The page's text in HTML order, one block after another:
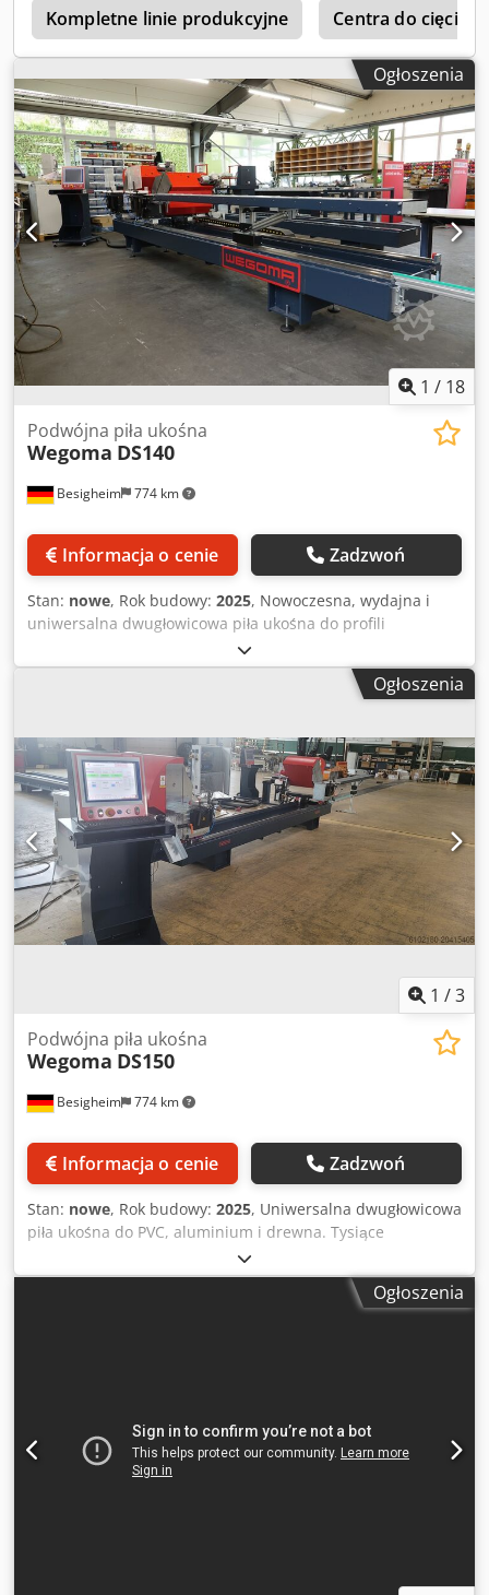
Przeznaczona do profili aluminiowych i PVC Tarcze Ø 500
mm Otwór tarczy Ø 30 mm Prędkość obrotowa: 2250
obr./min Moc zainstalowana: 6,2 kW Dksdpfx Aozaa
Tionpsr Zasilanie trójfazowe: 400 V Ciśnienie robocze: 7
bar Waga: 1250 kg
Kompletne linie produkcyjne Centra do cięcia
Ogłoszenia
1 / 18
Besigheim 774 km
Podwójna piła ukośna
Wegoma DS140
Informacja o cenie Zadzwoń
Stan: nowe, Rok budowy: 2025, Nowoczesna, wydajna i
uniwersalna dwugłowicowa piła ukośna do profili
drewnianych, aluminiowych oraz z tworzyw sztucznych.
Maszyna magazynowa: Sprzedaż zastrzeżona – dostępność
może ulec zmianie. - Duży zakres cięcia (głębokość cięcia
Dkodpfjxta Tujx Anper - Płynna regulacja kątów pośrednich
- Pneumatyczne odchylanie w standardzie -
Hydropneumatyczny posuw piły z bezstopniową regulacją -
Łoże maszyny odporne na skręcanie - Zakres wychylenia
obu agregatów: 22,5° do wewnątrz, 90°, 135° na zewnątrz -
Szlifowany stół/piła oraz płyta robocza - Bezpośredni
system pomiaru pozycji (czujnik magnetyczny) we
wszystkich wariantach - Napędy i sterowanie marki JETTER
- Przemysłowy panel dotykowy 15″ (IP65) lub 5″
Ogłoszenia
1 /3
Besigheim 774 km
Podwójna piła ukośna
Wegoma DS150
Informacja o cenie Zadzwoń
Stan: nowe, Rok budowy: 2025, Uniwersalna dwugłowicowa
piła ukośna do PVC, aluminium i drewna. Tysiące
zadowolonych klientów na całym świecie są zgodni: jakość
serii WEGOMA DS jest bezkonkurencyjna w branży.
Najnowszy model z naszej serii DS oferuje większą
Pneumatyczny obrót w standardzie • Hydropneumatyczny
posuw piły z płynną regulacją • Łoże maszyny bez skręceń
Dksdpfx Ansxta Sqeper • Zakres obrotu obu jednostek: 45°
Ogłoszenia